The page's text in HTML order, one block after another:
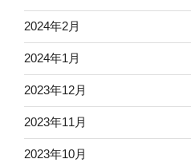
2024年2月
2024年1月
2023年12月
2023年11月
2023年10月